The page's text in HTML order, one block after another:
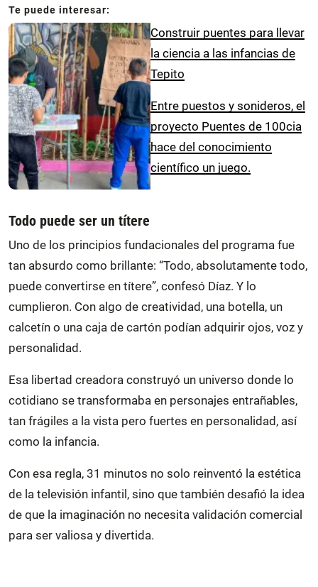
Construir puentes para llevar
la ciencia a las infancias de
Tepito
Entre puestos y sonideros, el
proyecto Puentes de 100cia
hace del conocimiento
científico un juego.
Todo puede ser un títere
Uno de los principios fundacionales del programa fue
tan absurdo como brillante: “Todo, absolutamente todo,
puede convertirse en títere”, confesó Díaz. Y lo
cumplieron. Con algo de creatividad, una botella, un
calcetín o una caja de cartón podían adquirir ojos, voz y
personalidad.
Esa libertad creadora construyó un universo donde lo
cotidiano se transformaba en personajes entrañables,
tan frágiles a la vista pero fuertes en personalidad, así
como la infancia.
Con esa regla, 31 minutos no solo reinventó la estética
de la televisión infantil, sino que también desafió la idea
de que la imaginación no necesita validación comercial
para ser valiosa y divertida.